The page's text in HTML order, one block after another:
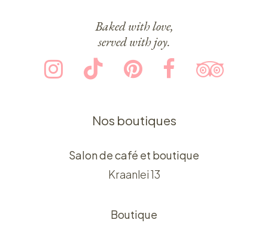
Baked with love,
served with joy.
Nos boutiques
Salon de café et boutique
Kraanlei 13
Boutique